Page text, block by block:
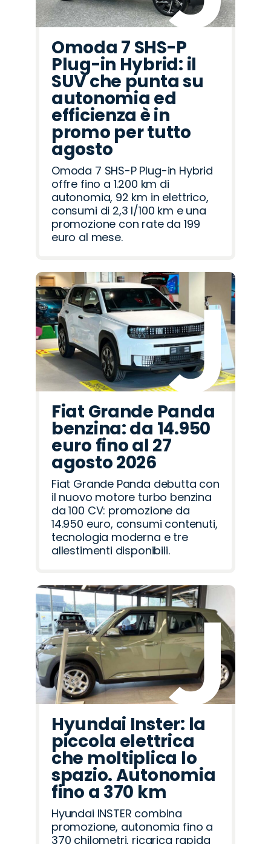
Omoda 7 SHS-P
Plug-in Hybrid: il
SUV che punta su
autonomia ed
efficienza è in
promo per tutto
agosto
Omoda 7 SHS-P Plug-in Hybrid
offre fino a 1.200 km di
autonomia, 92 km in elettrico,
consumi di 2,3 l/100 km e una
promozione con rate da 199
euro al mese.
Fiat Grande Panda
benzina: da 14.950
euro fino al 27
agosto 2026
Fiat Grande Panda debutta con
il nuovo motore turbo benzina
da 100 CV: promozione da
14.950 euro, consumi contenuti,
tecnologia moderna e tre
allestimenti disponibili.
Hyundai Inster: la
piccola elettrica
che moltiplica lo
spazio. Autonomia
fino a 370 km
Hyundai INSTER combina
promozione, autonomia fino a
370 chilometri, ricarica rapida